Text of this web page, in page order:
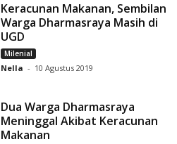
Keracunan Makanan, Sembilan
Warga Dharmasraya Masih di
UGD
Milenial
Nella - 10 Agustus 2019
Dua Warga Dharmasraya
Meninggal Akibat Keracunan
Makanan